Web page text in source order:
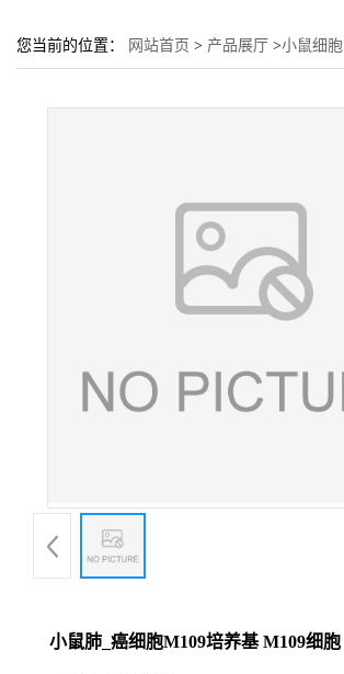
您当前的位置： 网站首页 > 产品展厅 >小鼠细胞
小鼠肺_癌细胞M109培养基 M109细胞